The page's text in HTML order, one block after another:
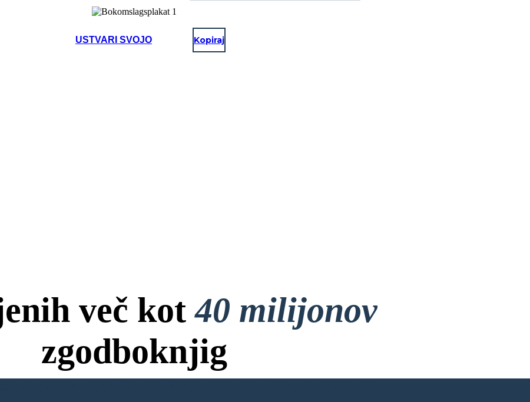
USTVARI SVOJO Kopiraj
več kot40 milijonov
zgodboknjig
Brez Kreditne Kartice in Brez Prijave!